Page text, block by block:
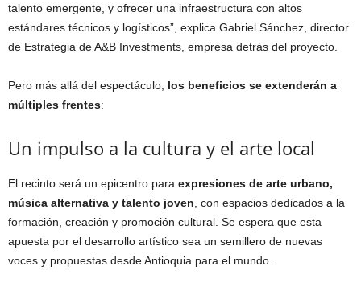
talento emergente, y ofrecer una infraestructura con altos
estándares técnicos y logísticos”, explica Gabriel Sánchez, director
de Estrategia de A&B Investments, empresa detrás del proyecto.
Pero más allá del espectáculo, los beneficios se extenderán a
múltiples frentes:
Un impulso a la cultura y el arte local
El recinto será un epicentro para expresiones de arte urbano,
música alternativa y talento joven , con espacios dedicados a la
formación, creación y promoción cultural. Se espera que esta
apuesta por el desarrollo artístico sea un semillero de nuevas
voces y propuestas desde Antioquia para el mundo.